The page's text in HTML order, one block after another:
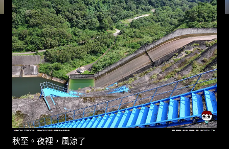
秋至。夜裡，風涼了